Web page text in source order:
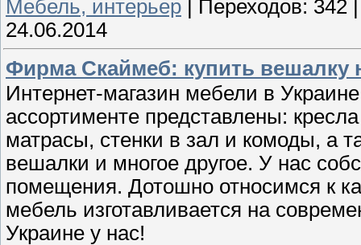
Мебель, интерьер
Переходов: 342
24.06.2014
Фирма Скаймеб: купить вешалку
Интернет-магазин мебели в
ассортименте представлены:
матрасы, стенки в зал и комоды, а
вешалки и многое другое. У нас
помещения. Дотошно относимся к
мебель изготавливается на
Украине у нас!